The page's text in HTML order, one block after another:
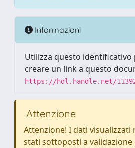
Informazioni
Utilizza questo identificativo
creare un link a questo
https://hdl.handle.net/
Attenzione
Attenzione! I dati visualizzati
stati sottoposti a validazione